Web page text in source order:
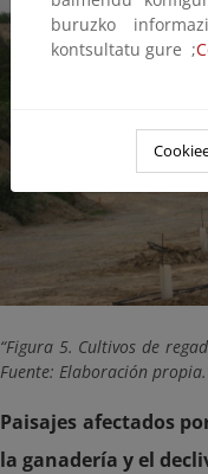
Figura 5. Cultivos de
Fuente: Elaboración propia.
Paisajes afectados
la ganadería y el
buruzko
kontsultatu gure ;